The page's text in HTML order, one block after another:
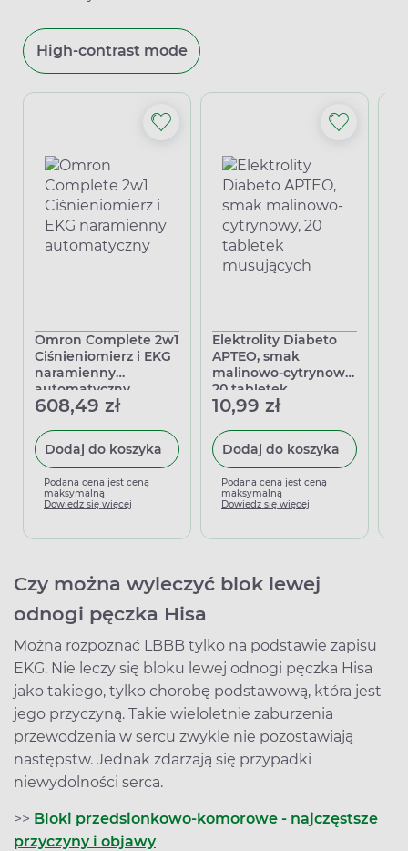
High-contrast mode
Omron Complete 2w1
Ciśnieniomierz i EKG
naramienny
automatyczny
608,49 zł
Dodaj do koszyka
Podana cena jest ceną
maksymalną
Dowiedz się więcej
Elektrolity Diabeto
APTEO, smak
malinowo-cytrynowy,
20 tabletek
musujących
10,99 zł
Dodaj do koszyka
Podana cena jest ceną
maksymalną
Dowiedz się więcej
Czy można wyleczyć blok lewej
odnogi pęczka Hisa
Można rozpoznać LBBB tylko na podstawie zapisu
EKG. Nie leczy się bloku lewej odnogi pęczka Hisa
jako takiego, tylko chorobę podstawową, która jest
jego przyczyną. Takie wieloletnie zaburzenia
przewodzenia w sercu zwykle nie pozostawiają
następstw. Jednak zdarzają się przypadki
niewydolności serca.
>> Bloki przedsionkowo-komorowe - najczęstsze
przyczyny i objawy